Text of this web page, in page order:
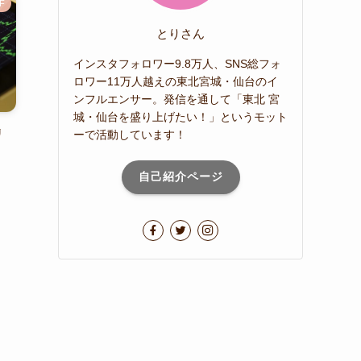
とりさん
インスタフォロワー9.8万人、SNS総フォ
ロワー11万人越えの東北宮城・仙台のイ
ンフルエンサー。発信を通して「東北 宮
城・仙台を盛り上げたい！」というモット
ーで活動しています！
自己紹介ページ